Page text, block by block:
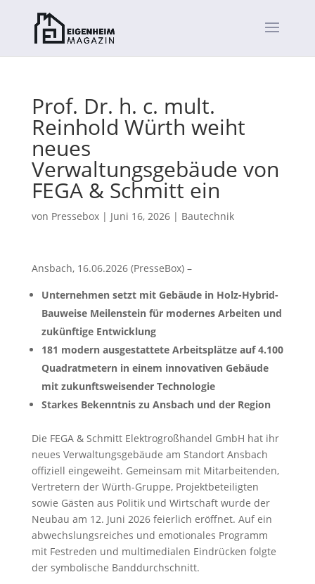
Prof. Dr. h. c. mult.
Reinhold Würth weiht
neues
Verwaltungsgebäude von
FEGA & Schmitt ein
von Pressebox| Juni 16, 2026| Bautechnik
Ansbach, 16.06.2026 (PresseBox) –
Unternehmen setzt mit Gebäude in Holz-Hybrid-
Bauweise Meilenstein für modernes Arbeiten und
zukünftige Entwicklung
181 modern ausgestattete Arbeitsplätze auf 4.100
Quadratmetern in einem innovativen Gebäude
mit zukunftsweisender Technologie
Starkes Bekenntnis zu Ansbach und der Region
Die FEGA & Schmitt Elektrogroßhandel GmbH hat ihr
neues Verwaltungsgebäude am Standort Ansbach
offiziell eingeweiht. Gemeinsam mit Mitarbeitenden,
Vertretern der Würth-Gruppe, Projektbeteiligten
sowie Gästen aus Politik und Wirtschaft wurde der
Neubau am 12. Juni 2026 feierlich eröffnet. Auf ein
abwechslungsreiches und emotionales Programm
mit Festreden und multimedialen Eindrücken folgte
der symbolische Banddurchschnitt.